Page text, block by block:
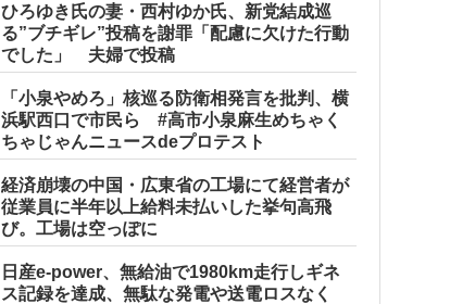
ひろゆき氏の妻・西村ゆか氏、新党結成巡
る”ブチギレ”投稿を謝罪「配慮に欠けた行動
でした」 夫婦で投稿
「小泉やめろ」核巡る防衛相発言を批判、横
浜駅西口で市民ら #高市小泉麻生めちゃく
ちゃじゃんニュースdeプロテスト
経済崩壊の中国・広東省の工場にて経営者が
従業員に半年以上給料未払いした挙句高飛
び。工場は空っぽに
日産e-power、無給油で1980km走行しギネ
ス記録を達成、無駄な発電や送電ロスなく